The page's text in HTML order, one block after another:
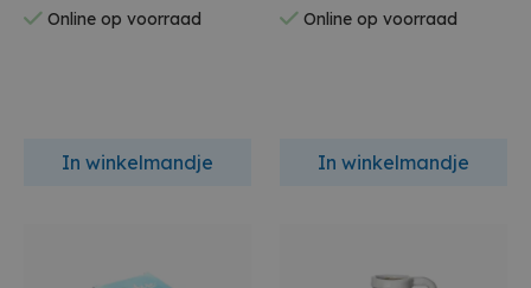
Online op voorraad
In winkelmandje
Online op voorraad
In winkelmandje